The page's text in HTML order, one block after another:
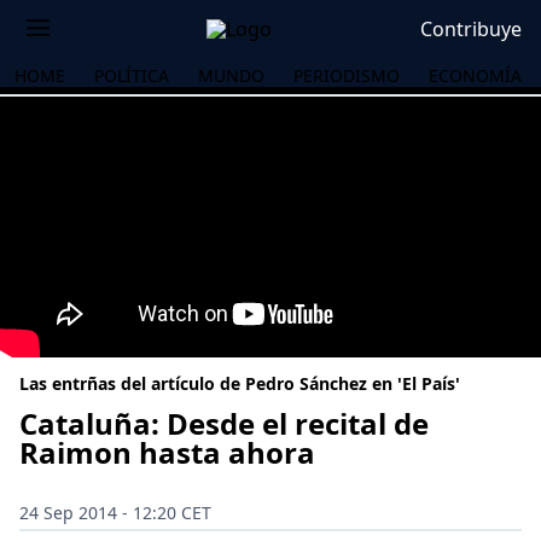
Contribuye
HOME POLÍTICA MUNDO PERIODISMO ECONOMÍA
Las entrñas del artículo de Pedro Sánchez en 'El País'
Cataluña: Desde el recital de
Raimon hasta ahora
24 Sep 2014 - 12:20 CET